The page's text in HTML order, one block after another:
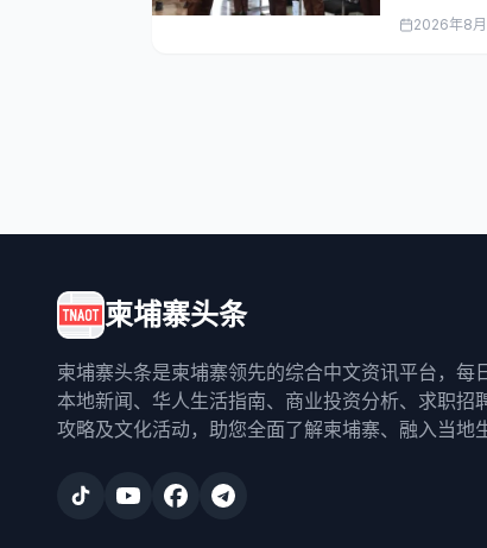
2026年8
柬埔寨头条
柬埔寨头条是柬埔寨领先的综合中文资讯平台，每
本地新闻、华人生活指南、商业投资分析、求职招
攻略及文化活动，助您全面了解柬埔寨、融入当地